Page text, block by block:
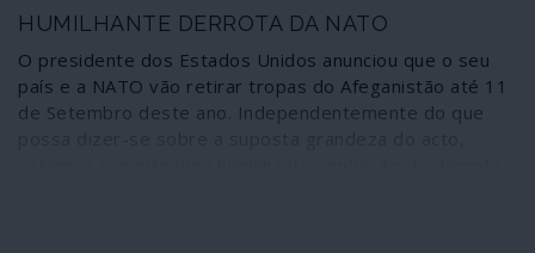
HUMILHANTE DERROTA DA NATO
O presidente dos Estados Unidos anunciou que o seu
país e a NATO vão retirar tropas do Afeganistão até 11
de Setembro deste ano. Independentemente do que